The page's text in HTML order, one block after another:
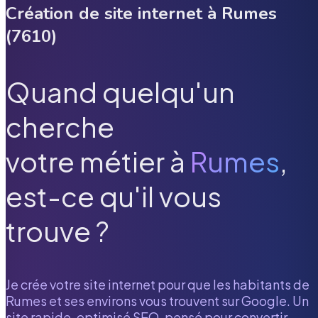
Création de site internet à Rumes
(7610)
Quand quelqu'un
cherche
votre métier à Rumes,
est-ce qu'il vous
trouve ?
Je crée votre site internet pour que les habitants de
Rumes et ses environs vous trouvent sur Google. Un